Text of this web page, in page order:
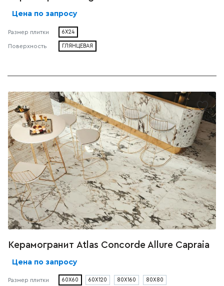
Цена по запросу
Размер плитки 6X24
Поверхность ГЛЯНЦЕВАЯ
Керамогранит Atlas Concorde Allure Capraia
Цена по запросу
Размер плитки 60X60 60X120 80X160 80X80